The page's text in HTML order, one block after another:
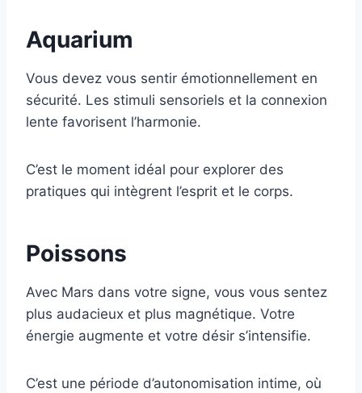
Aquarium
Vous devez vous sentir émotionnellement en
sécurité. Les stimuli sensoriels et la connexion
lente favorisent l’harmonie.
C’est le moment idéal pour explorer des
pratiques qui intègrent l’esprit et le corps.
Poissons
Avec Mars dans votre signe, vous vous sentez
plus audacieux et plus magnétique. Votre
énergie augmente et votre désir s’intensifie.
C’est une période d’autonomisation intime, où